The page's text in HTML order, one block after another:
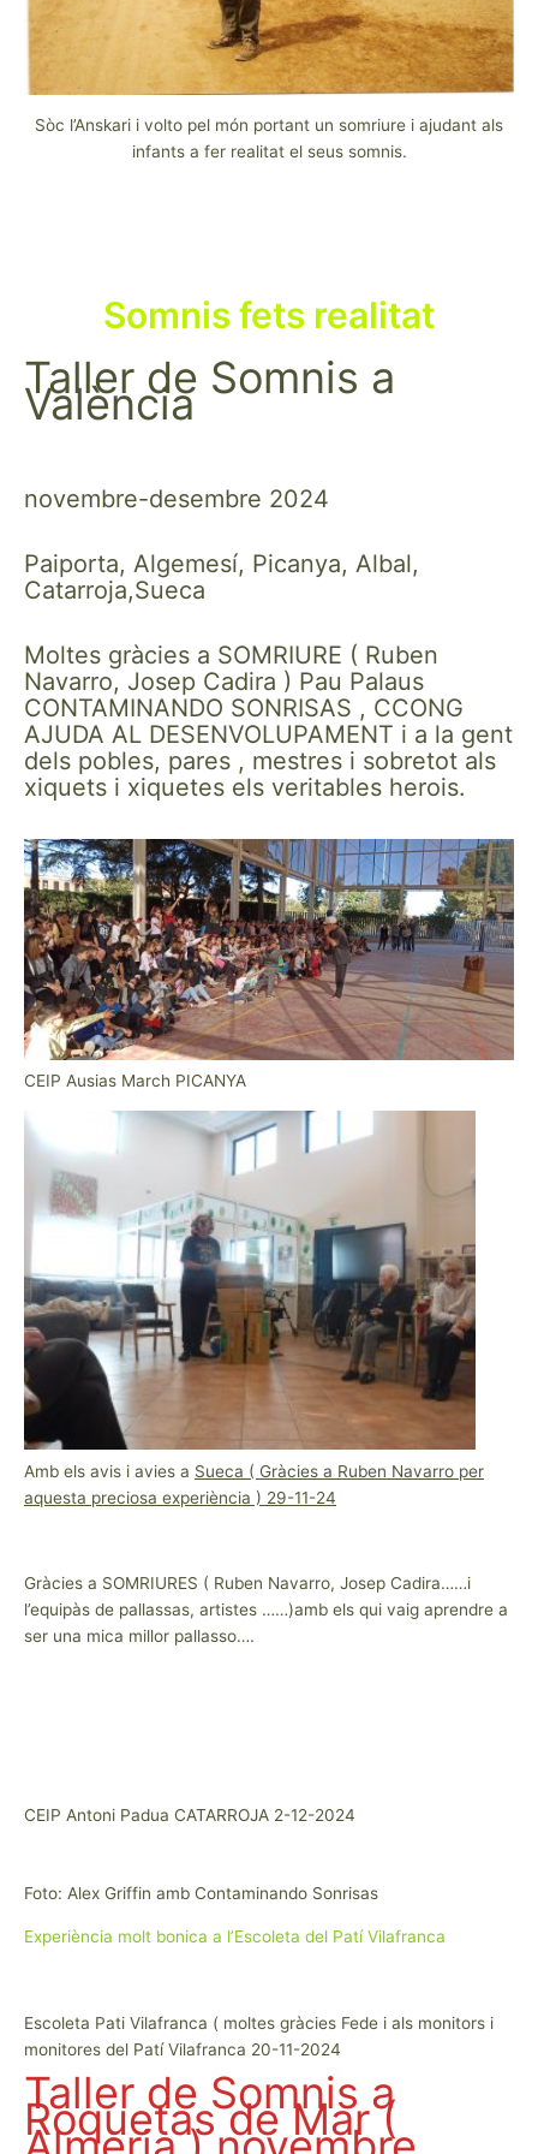
Sòc l’Anskari i volto pel món portant un somriure i ajudant als
infants a fer realitat el seus somnis.
Somnis fets realitat
Taller de Somnis a
València
novembre-desembre 2024
Paiporta, Algemesí, Picanya, Albal,
Catarroja,Sueca
Moltes gràcies a SOMRIURE ( Ruben
Navarro, Josep Cadira ) Pau Palaus
CONTAMINANDO SONRISAS , CCONG
AJUDA AL DESENVOLUPAMENT i a la gent
dels pobles, pares , mestres i sobretot als
xiquets i xiquetes els veritables herois.
CEIP Ausias March PICANYA
Amb els avis i avies a Sueca ( Gràcies a Ruben Navarro per
aquesta preciosa experiència ) 29-11-24
Gràcies a SOMRIURES ( Ruben Navarro, Josep Cadira……i
l’equipàs de pallassas, artistes ……)amb els qui vaig aprendre a
ser una mica millor pallasso….
CEIP Antoni Padua CATARROJA 2-12-2024
Foto: Alex Griffin amb Contaminando Sonrisas
Experiència molt bonica a l’Escoleta del Patí Vilafranca
Escoleta Pati Vilafranca ( moltes gràcies Fede i als monitors i
monitores del Patí Vilafranca 20-11-2024
Taller de Somnis a
Roquetas de Mar (